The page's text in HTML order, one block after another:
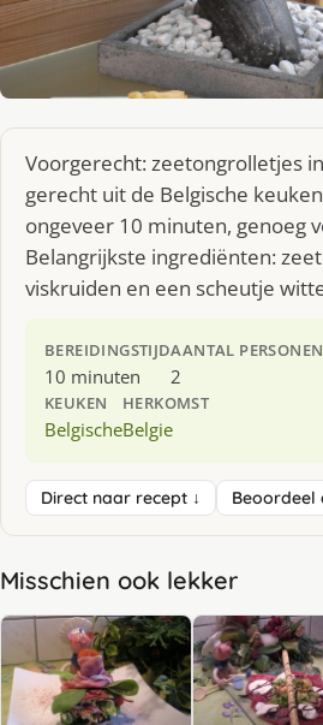
Voorgerecht: zeetongrolletjes
gerecht uit de Belgische
ongeveer 10 minuten, genoeg
Belangrijkste ingrediënten:
viskruiden en een scheutje
BEREIDINGSTIJD
10 minuten
AANTAL PERSONEN
2
KEUKEN
Belgische
HERKOMST
Belgie
Direct naar recept ↓
Misschien ook lekker